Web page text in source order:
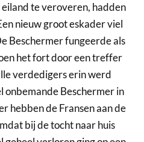
te veroveren, hadden
nieuw groot eskader viel
Beschermer fungeerde als
het fort door een treffer
verdedigers erin werd
onbemande Beschermer in
hebben de Fransen aan de
bij de tocht naar huis